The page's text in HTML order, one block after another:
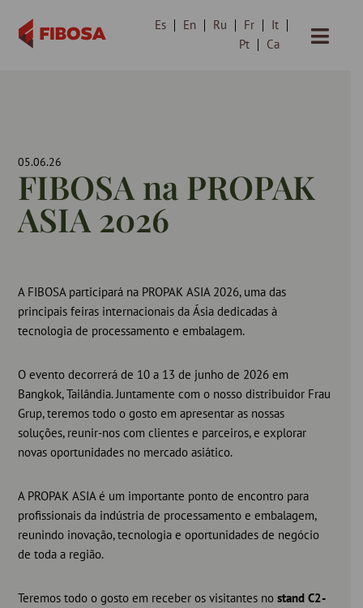
Avançar
Es En Ru Fr
It
Pt
Ca
05.06.26
FIBOSA na PROPAK
ASIA 2026
A FIBOSA participará na PROPAK ASIA 2026, uma das
principais feiras internacionais da Ásia dedicadas à
tecnologia de processamento e embalagem.
O evento decorrerá de 10 a 13 de junho de 2026 em
Bangkok, Tailândia. Juntamente com o nosso distribuidor Frau
Grup, teremos todo o gosto em apresentar as nossas
soluções, reunir-nos com clientes e parceiros, e explorar
novas oportunidades no mercado asiático.
A PROPAK ASIA é um importante ponto de encontro para
profissionais da indústria de processamento e embalagem,
reunindo inovação, tecnologia e oportunidades de negócio
de toda a região.
Teremos todo o gosto em receber os visitantes no stand C2-